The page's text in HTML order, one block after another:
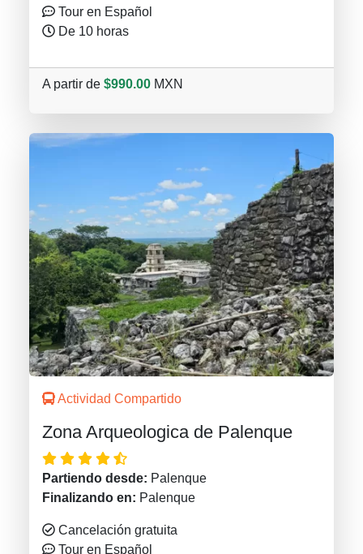
Tour en Español
De 10 horas
A partir de $990.00 MXN
Actividad Compartido
Zona Arqueologica de Palenque
Partiendo desde: Palenque
Finalizando en: Palenque
Cancelación gratuita
Tour en Español